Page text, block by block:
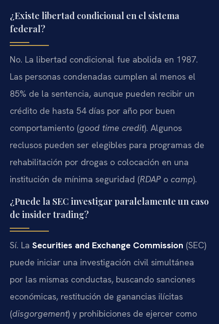
¿Existe libertad condicional en el sistema
federal?
No. La libertad condicional fue abolida en 1987.
Las personas condenadas cumplen al menos el
85% de la sentencia, aunque pueden recibir un
crédito de hasta 54 días por año por buen
comportamiento (good time credit). Algunos
reclusos pueden ser elegibles para programas de
rehabilitación por drogas o colocación en una
institución de mínima seguridad (RDAP o camp).
¿Puede la SEC investigar paralelamente un caso
de insider trading?
Sí. La Securities and Exchange Commission (SEC)
puede iniciar una investigación civil simultánea
por las mismas conductas, buscando sanciones
económicas, restitución de ganancias ilícitas
(disgorgement) y prohibiciones de ejercer como